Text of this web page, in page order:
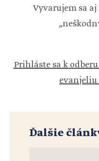
Vyvarujem sa
Prihláste sa k
evanjeliu
Ďalšie